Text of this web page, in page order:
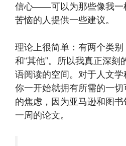
信心——可以为那些像我一
苦恼的人提供一些建议。
理论上很简单：有两个类
和“其他”。所以我真正深
语阅读的空间。对于人文
你一开始就拥有所需的一
的焦虑，因为亚马逊和图
一周的论文。